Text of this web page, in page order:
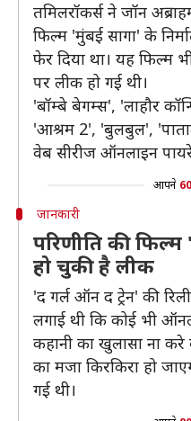
तमिलरॉकर्स ने जॉन
फिल्म 'मुंबई सागा' के
फेर दिया था। यह फिल्म
पर लीक हो गई थी।
'बॉम्बे बेगम्स', 'लाहौर
'आश्रम 2', 'बुलबुल',
वेब सीरीज ऑनलाइन
आपने
जानकारी
परिणीति की
हो चुकी है लीक
'द गर्ल ऑन द ट्रेन' की
लगाई थी कि कोई भी
कहानी का खुलासा ना करे
का मजा किरकिरा हो
गई थी।